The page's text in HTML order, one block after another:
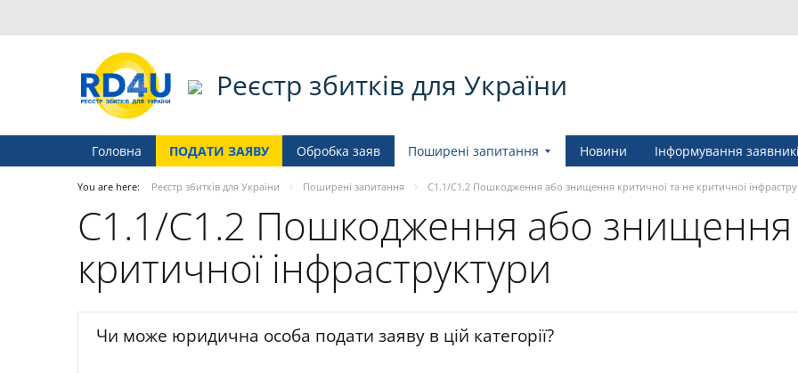
Реєстр збитків для України
Головна ПОДАТИ ЗАЯВУ Обробка заяв Поширені запитання Новини Інформування
You are here: Реєстр збитків для України Поширені запитання C1.1/C1.2 Пошкодження або знищення критичної та не критичної
C1.1/C1.2 Пошкодження або знищення
критичної інфраструктури
Чи може юридична особа подати заяву в цій категорії?